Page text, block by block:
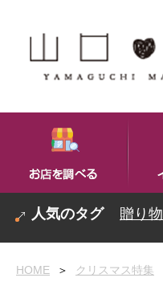
贈り物
HOME ＞ クリスマス特集